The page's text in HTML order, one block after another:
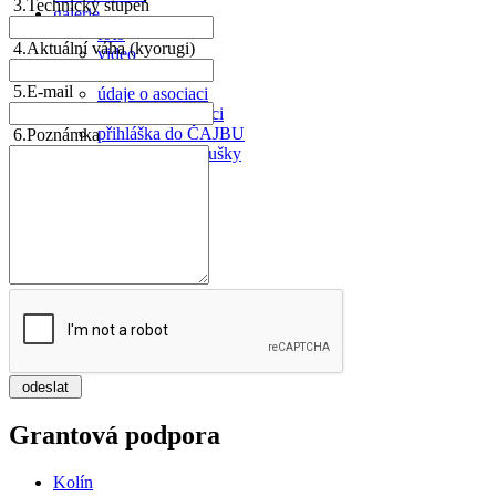
galerie
foto
video
údaje o asociaci
členství v asociaci
přihláška do ČAJBU
poplatky za zkoušky
3.Technický stupeň
4.Aktuální váha (kyorugi)
5.E-mail
6.Poznámka
Grantová podpora
Kolín